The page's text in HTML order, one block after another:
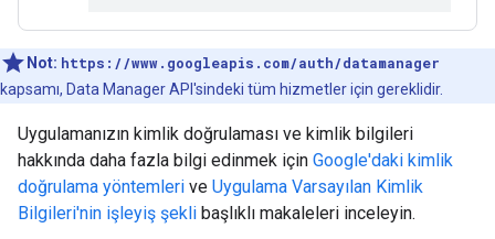
Not: https://www.googleapis.com/auth/datamanager
kapsamı, Data Manager API'sindeki tüm hizmetler için gereklidir.
Uygulamanızın kimlik doğrulaması ve kimlik bilgileri
hakkında daha fazla bilgi edinmek için Google'daki kimlik
doğrulama yöntemleri ve Uygulama Varsayılan Kimlik
Bilgileri'nin işleyiş şekli başlıklı makaleleri inceleyin.